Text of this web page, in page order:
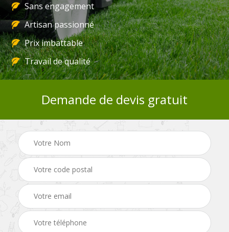
Sans engagement
Artisan passionné
Prix imbattable
Travail de qualité
Demande de devis gratuit